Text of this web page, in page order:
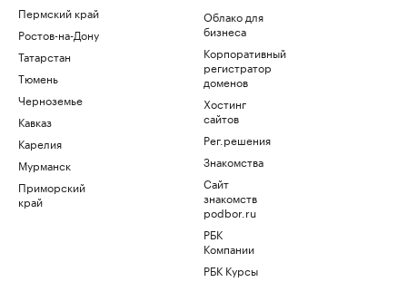
Пермский край
Ростов-на-Дону
Татарстан
Тюмень
Черноземье
Кавказ
Карелия
Мурманск
Приморский
край
Облако для
бизнеса
Корпоративный
регистратор
доменов
Хостинг
сайтов
Рег.решения
Знакомства
Сайт
знакомств
podbor.ru
РБК
Компании
РБК Курсы